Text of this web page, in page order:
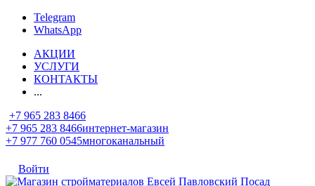
Telegram
WhatsApp
АКЦИИ
УСЛУГИ
КОНТАКТЫ
...
+7 965 283 8466
+7 965 283 8466интернет-магазин
+7 977 760 0545многоканальный
Войти